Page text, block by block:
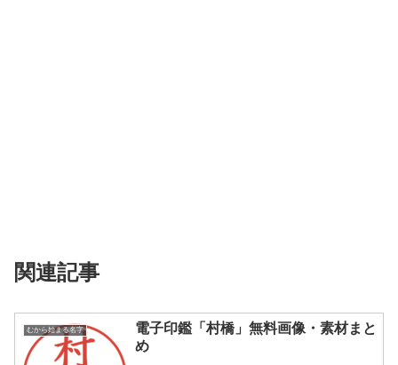
関連記事
むから始まる名字
電子印鑑「村橋」無料画像・素材まと
め